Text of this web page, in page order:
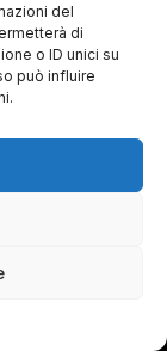
del
di
o ID unici su
può influire